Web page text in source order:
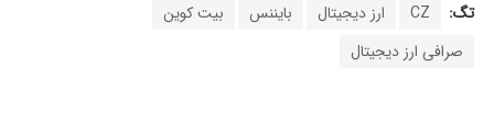
تگ: CZ ارز دیجیتال بایننس
بیت کوین
صرافی ارز دیجیتال